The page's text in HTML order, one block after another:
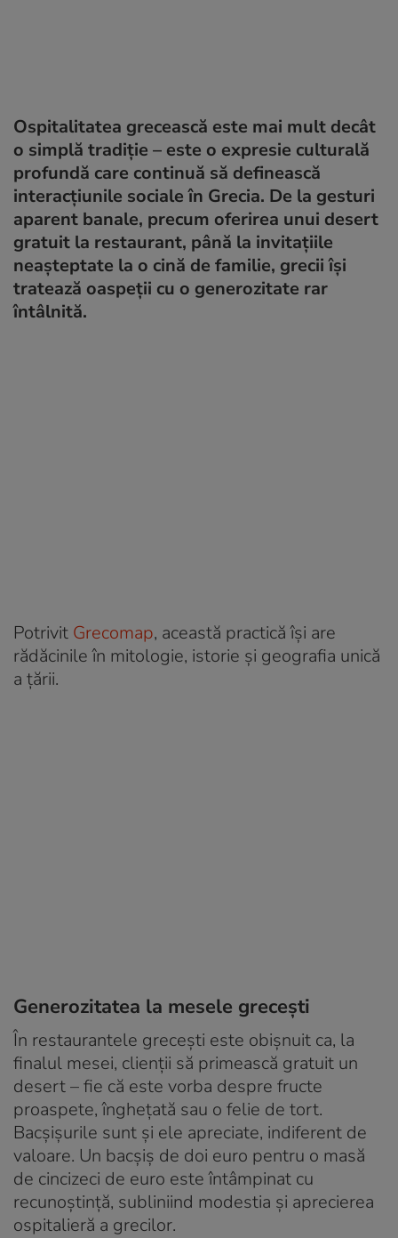
Ospitalitatea grecească este mai mult decât
o simplă tradiție – este o expresie culturală
profundă care continuă să definească
interacțiunile sociale în Grecia. De la gesturi
aparent banale, precum oferirea unui desert
gratuit la restaurant, până la invitațiile
neașteptate la o cină de familie, grecii își
tratează oaspeții cu o generozitate rar
întâlnită.
Potrivit Grecomap, această practică își are
rădăcinile în mitologie, istorie și geografia unică
a țării.
Generozitatea la mesele grecești
În restaurantele grecești este obișnuit ca, la
finalul mesei, clienții să primească gratuit un
desert – fie că este vorba despre fructe
proaspete, înghețată sau o felie de tort.
Bacșișurile sunt și ele apreciate, indiferent de
valoare. Un bacșiș de doi euro pentru o masă
de cincizeci de euro este întâmpinat cu
recunoștință, subliniind modestia și aprecierea
ospitalieră a grecilor.